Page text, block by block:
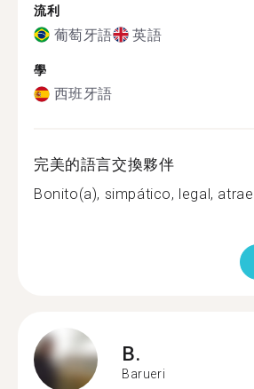
流利
葡萄牙語 英語
學
西班牙語
完美的語言交換夥伴
Bonito(a), simpático, legal,
B.
Barueri